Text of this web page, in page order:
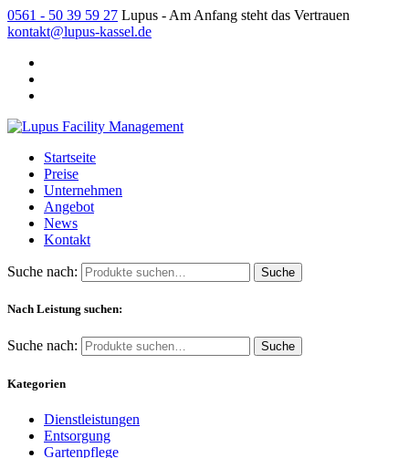
0561 - 50 39 59 27 Lupus - Am Anfang steht das Vertrauen
kontakt@lupus-kassel.de
Startseite
Preise
Unternehmen
Angebot
News
Kontakt
Suche nach:
Nach Leistung suchen:
Suche nach:
Kategorien
Dienstleistungen
Entsorgung
Gartenpflege